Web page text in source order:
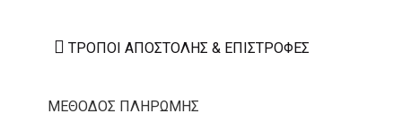
ΤΡΌΠΟΙ ΑΠΟΣΤΟΛΉΣ & ΕΠΙΣΤΡΟΦΈΣ
ΜΕΘΟΔΟΣ ΠΛΗΡΩΜΗΣ